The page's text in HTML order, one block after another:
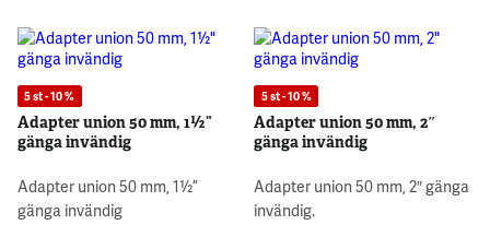
5 st - 10 %
Adapter union 50 mm, 1½”
gänga invändig
Adapter union 50 mm, 1½”
gänga invändig
5 st - 10 %
Adapter union 50 mm, 2″
gänga invändig
Adapter union 50 mm, 2″ gänga
invändig.